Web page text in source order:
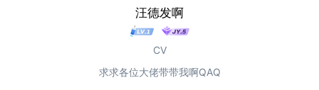
汪德发啊
CV
求求各位大佬带带我啊QAQ